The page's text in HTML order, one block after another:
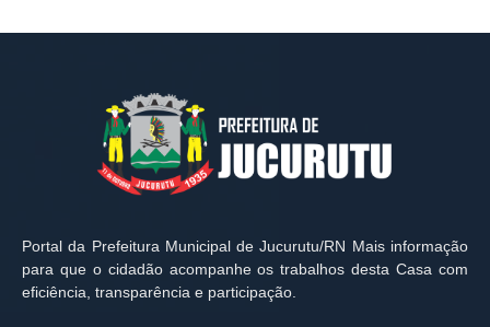
Portal da Prefeitura Municipal de Jucurutu/RN Mais informação
para que o cidadão acompanhe os trabalhos desta Casa com
eficiência, transparência e participação.